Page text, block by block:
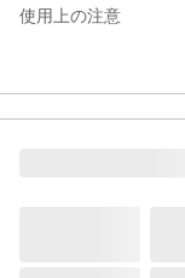
使用上の注意